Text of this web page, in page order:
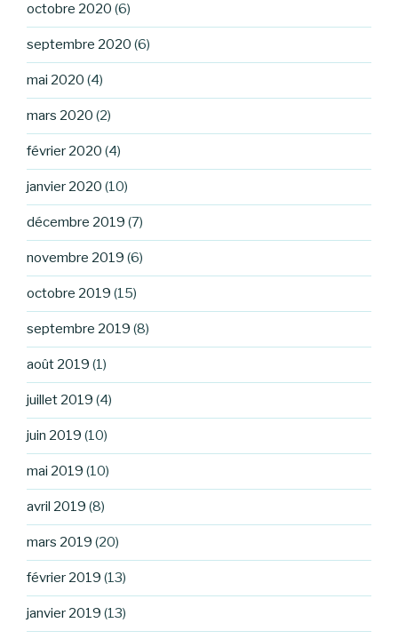
octobre 2020 (6)
septembre 2020 (6)
mai 2020 (4)
mars 2020 (2)
février 2020 (4)
janvier 2020 (10)
décembre 2019 (7)
novembre 2019 (6)
octobre 2019 (15)
septembre 2019 (8)
août 2019 (1)
juillet 2019 (4)
juin 2019 (10)
mai 2019 (10)
avril 2019 (8)
mars 2019 (20)
février 2019 (13)
janvier 2019 (13)